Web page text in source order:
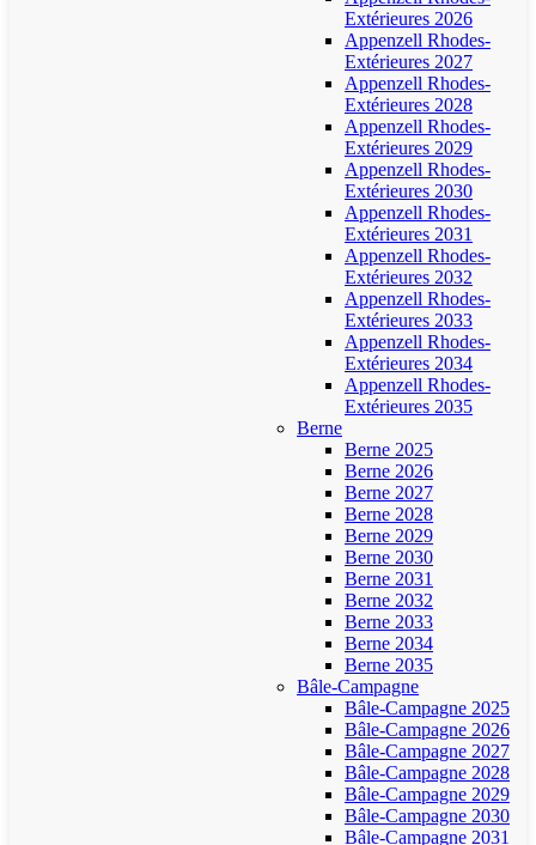
Extérieures 2026
Appenzell Rhodes-
Extérieures 2027
Appenzell Rhodes-
Extérieures 2028
Appenzell Rhodes-
Extérieures 2029
Appenzell Rhodes-
Extérieures 2030
Appenzell Rhodes-
Extérieures 2031
Appenzell Rhodes-
Extérieures 2032
Appenzell Rhodes-
Extérieures 2033
Appenzell Rhodes-
Extérieures 2034
Appenzell Rhodes-
Extérieures 2035
Berne
Berne 2025
Berne 2026
Berne 2027
Berne 2028
Berne 2029
Berne 2030
Berne 2031
Berne 2032
Berne 2033
Berne 2034
Berne 2035
Bâle-Campagne
Bâle-Campagne 2025
Bâle-Campagne 2026
Bâle-Campagne 2027
Bâle-Campagne 2028
Bâle-Campagne 2029
Bâle-Campagne 2030
Bâle-Campagne 2031